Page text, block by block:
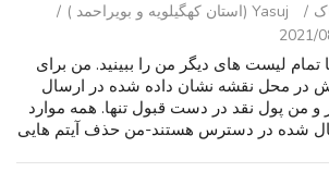
Yasuj (استان کهگیلویه و بویراحمد )
2021/
تمام لیست های دیگر من را ببینید. من برای
در محل نقشه نشان داده شده در ارسال
و من پول نقد در دست قبول تنها. همه موارد
شده در دسترس هستند-من حذف آیتم هایی